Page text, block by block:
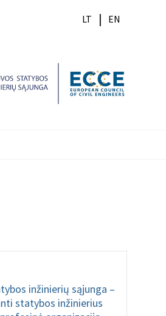
LT EN
inžinierių sąjunga –
statybos inžinierius